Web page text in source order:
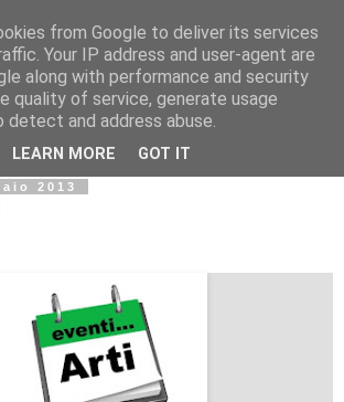
in
di Area delle arti per condividere
incontri
2013
from Google to deliver its services
Your IP address and user-agent are
along with performance and security
quality of service, generate usage
and address abuse.
LEARN MORE GOT IT